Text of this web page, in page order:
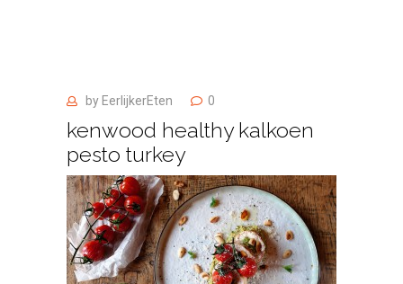
by EerlijkerEten 0
kenwood healthy kalkoen
pesto turkey